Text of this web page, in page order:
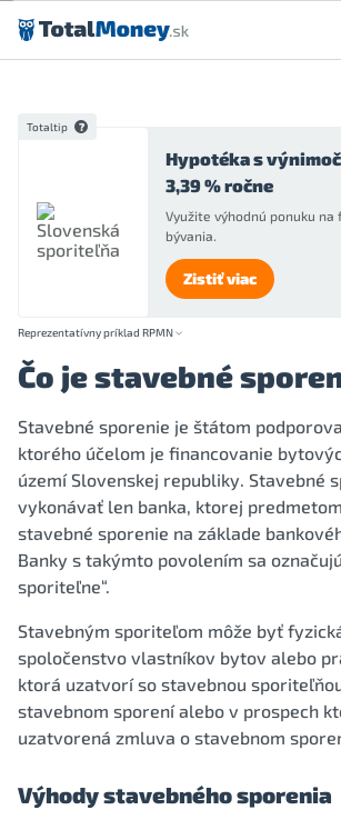
Preskočiť na obsah
Totaltip
Hypotéka s
3,39 % ročne
Využite výhodnú ponuku na
bývania.
Zistiť viac
Reprezentatívny príklad RPMN
Čo je stavebné
Stavebné sporenie je štátom
ktorého účelom je financovanie
území Slovenskej republiky. Stavebné
vykonávať len banka, ktorej
stavebné sporenie na základe
Banky s takýmto povolením sa
sporiteľne“.
Stavebným sporiteľom môže byť
spoločenstvo vlastníkov bytov alebo
ktorá uzatvorí so stavebnou
stavebnom sporení alebo v prospech
uzatvorená zmluva o stavebnom
Výhody stavebného sporenia